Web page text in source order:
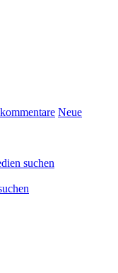
Neue
suchen